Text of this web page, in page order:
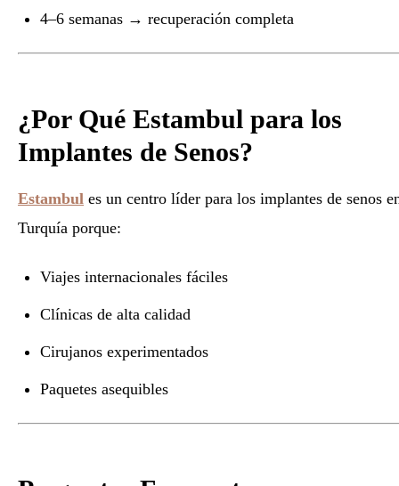
4–6 semanas → recuperación completa
¿Por Qué Estambul para los
Implantes de Senos?
Estambul es un centro líder para los implantes de senos
Turquía porque:
Viajes internacionales fáciles
Clínicas de alta calidad
Cirujanos experimentados
Paquetes asequibles